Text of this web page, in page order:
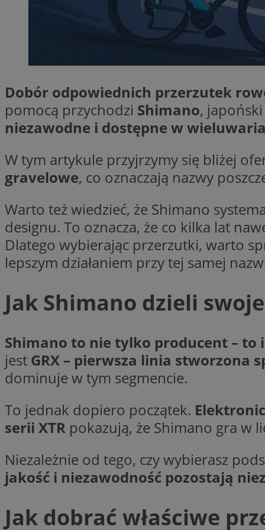
Dobór odpowiednich przerzutek
pomocą przychodzi Shimano,
niezawodne i dostępne w
W tym artykule przyjrzymy się bliżej
gravelowe, co oznaczają nazwy
Warto też wiedzieć, że Shimano
designu. To oznacza, że co kilka lat
Dlatego wybierając przerzutki, warto
lepszym działaniem przy tej samej
Jak Shimano dzieli
Shimano to nie tylko producent –
jest GRX – pierwsza linia stworzona
dominuje w tym segmencie.
To jednak dopiero początek.
serii XTR pokazują, że Shimano gra w
Niezależnie od tego, czy wybierasz
jakość i niezawodność pozostają
Jak dobrać właściwe
SessID
QeSessID
Nazwa
_clsk
_clsk
Nazwa
YSC
__Secure-YNID
VISITOR_INFO1_LIVE
ROLLOUT_TOKEN
Nazwa Provider
WMF-
Uniq